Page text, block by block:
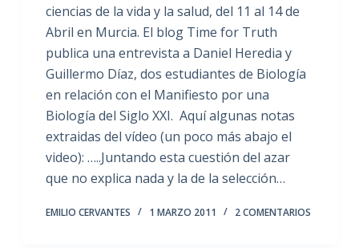
ciencias de la vida y la salud, del 11 al 14 de
Abril en Murcia. El blog Time for Truth
publica una entrevista a Daniel Heredia y
Guillermo Díaz, dos estudiantes de Biología
en relación con el Manifiesto por una
Biología del Siglo XXI. Aquí algunas notas
extraidas del vídeo (un poco más abajo el
video): …..Juntando esta cuestión del azar
que no explica nada y la de la selección…
EMILIO CERVANTES 1 MARZO 2011 2 COMENTARIOS